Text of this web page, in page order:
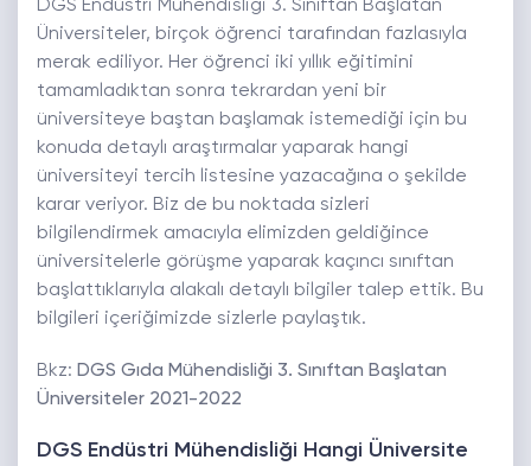
DGS Endüstri Mühendisliği 3. Sınıftan Başlatan
Üniversiteler, birçok öğrenci tarafından fazlasıyla
merak ediliyor. Her öğrenci iki yıllık eğitimini
tamamladıktan sonra tekrardan yeni bir
üniversiteye baştan başlamak istemediği için bu
konuda detaylı araştırmalar yaparak hangi
üniversiteyi tercih listesine yazacağına o şekilde
karar veriyor. Biz de bu noktada sizleri
bilgilendirmek amacıyla elimizden geldiğince
üniversitelerle görüşme yaparak kaçıncı sınıftan
başlattıklarıyla alakalı detaylı bilgiler talep ettik. Bu
bilgileri içeriğimizde sizlerle paylaştık.
Bkz: DGS Gıda Mühendisliği 3. Sınıftan Başlatan
Üniversiteler 2021-2022
DGS Endüstri Mühendisliği Hangi Üniversite